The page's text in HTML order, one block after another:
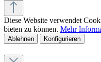
Diese Website verwendet
bieten zu können. Mehr
Ablehnen Konfigurieren